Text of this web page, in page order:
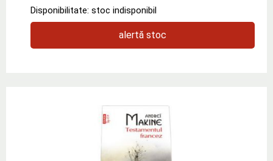
Disponibilitate: stoc indisponibil
alertă stoc